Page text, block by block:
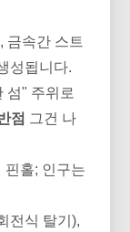
금속간 스트
성됩니다.
섬" 주위로
점 그건 나
핀홀; 인구는
전식 탈기),